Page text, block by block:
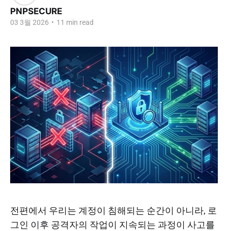
PNPSECURE
03 3월 2026 • 11 min read
전편에서 우리는 계정이 침해되는 순간이 아니라, 로
그인 이후 공격자의 작업이 지속되는 과정이 사고를